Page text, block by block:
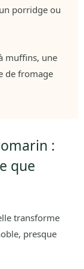
porridge ou
muffins, une
de fromage
:
que
transforme
presque